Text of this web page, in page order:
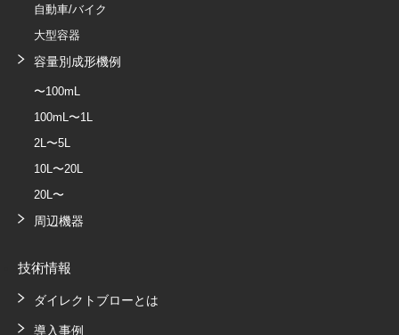
自動車/バイク
大型容器
容量別成形機例
〜100mL
100mL〜1L
2L〜5L
10L〜20L
20L〜
周辺機器
技術情報
ダイレクトブローとは
導入事例